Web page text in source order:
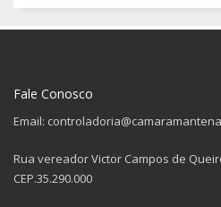
Fale Conosco
Email:
Rua vereador Victor Campos de
CEP.35.290.000